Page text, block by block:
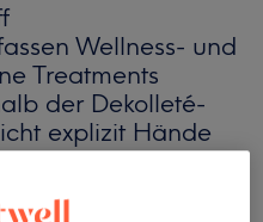
Wellness- und
Treatments
der Dekolleté-
explizit Hände
weit so sachlich.